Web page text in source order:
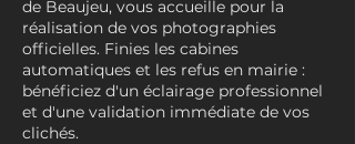
de Beaujeu, vous accueille pour la
réalisation de vos photographies
officielles. Finies les cabines
automatiques et les refus en mairie :
bénéficiez d'un éclairage professionnel
et d'une validation immédiate de vos
clichés.